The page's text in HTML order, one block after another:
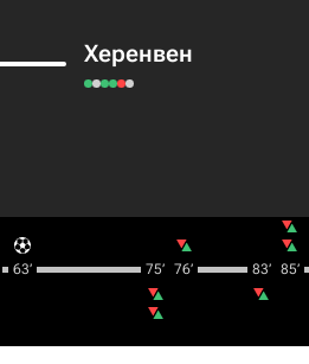
Херенвен
63‎’‎ 75‎’‎ 76‎’‎ 83‎’‎ 85‎’‎